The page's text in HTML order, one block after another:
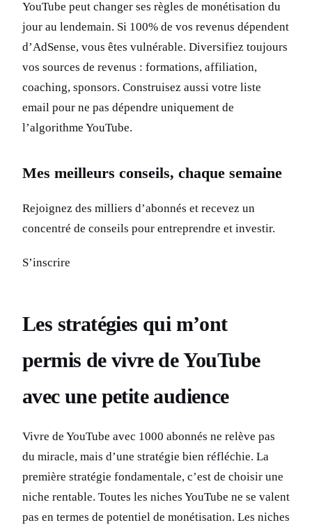
YouTube peut changer ses règles de monétisation du
jour au lendemain. Si 100% de vos revenus dépendent
d’AdSense, vous êtes vulnérable. Diversifiez toujours
vos sources de revenus : formations, affiliation,
coaching, sponsors. Construisez aussi votre liste
email pour ne pas dépendre uniquement de
l’algorithme YouTube.
Mes meilleurs conseils, chaque semaine
Rejoignez des milliers d’abonnés et recevez un
concentré de conseils pour entreprendre et investir.
S’inscrire
Les stratégies qui m’ont
permis de vivre de YouTube
avec une petite audience
Vivre de YouTube avec 1000 abonnés ne relève pas
du miracle, mais d’une stratégie bien réfléchie. La
première stratégie fondamentale, c’est de choisir une
niche rentable. Toutes les niches YouTube ne se valent
pas en termes de potentiel de monétisation. Les niches